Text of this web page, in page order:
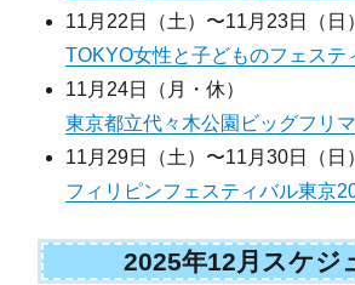
11月22日（土）〜11月23日（日）
TOKYO女性と子どものフェステ
11月24日（月・休）
東京都立代々木公園ビッグフリマ
11月29日（土）〜11月30日（日）
フィリピンフェスティバル東京
2025年12月スケジ